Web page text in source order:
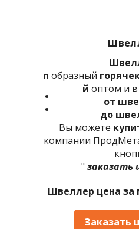
п образный
й оптом и
от
до
Вы можете
компании
" заказать
Швеллер цена за
Заказать